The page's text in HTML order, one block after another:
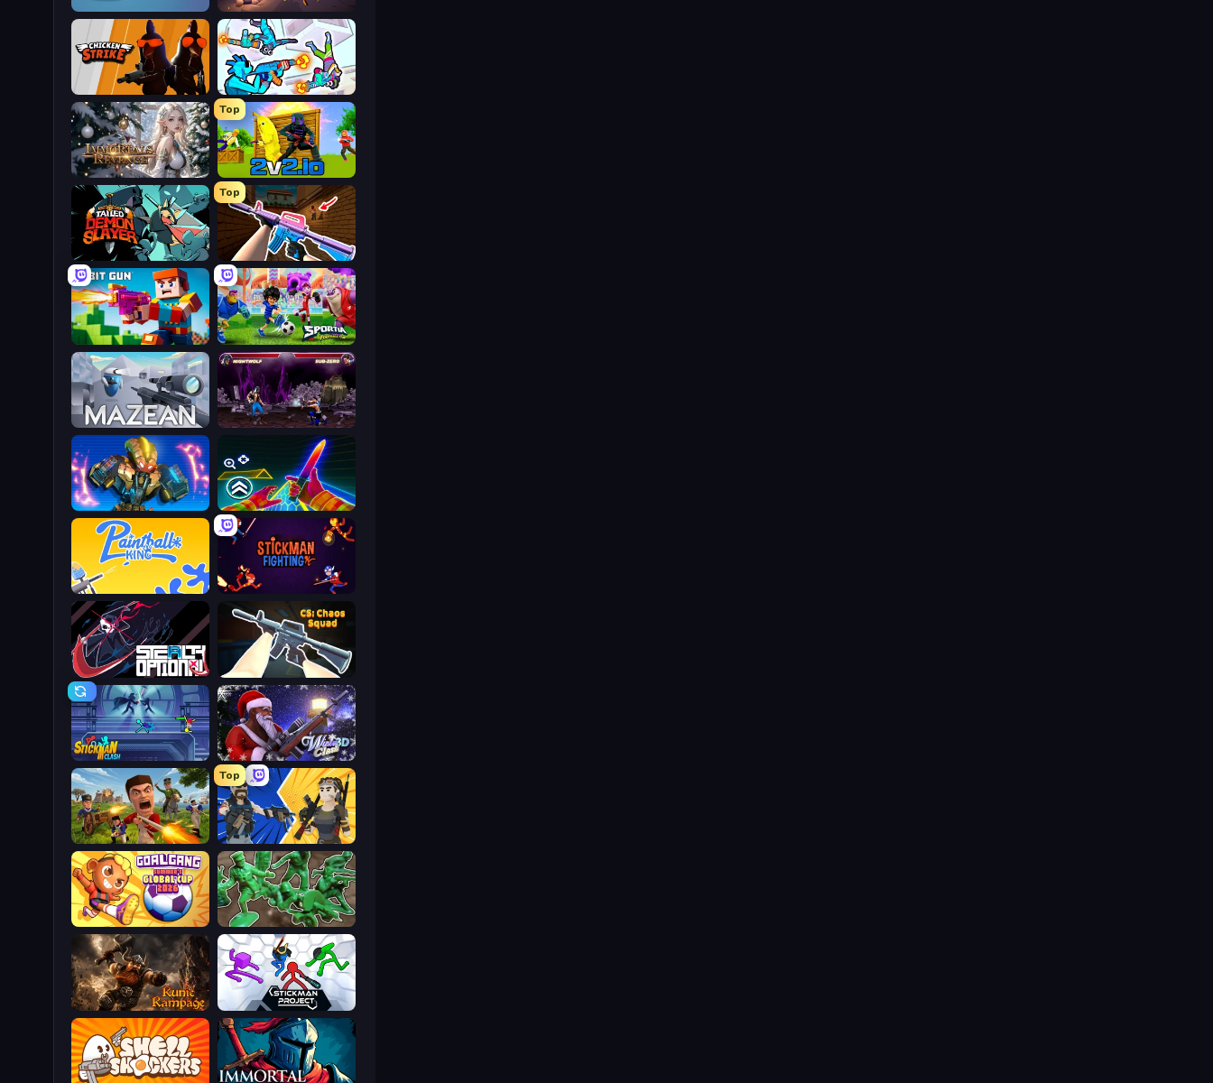
Eternal Siege
Ghost Walker
Gravity Arena Shooter
Chicken Strike
Top
2v2.io
Immortals Revenge
Top
KS Z
Tailed Demon Slayer
Sportia Football Cup
Bit Gun.io
Mortal Kombat Karnage
Mazean
Surf GO Parkour
Ultimate Robo Duel 3D
Stickman Fighting: Super War
Paintball King
CS: Chaos Squad
Stealth Optional
Winter Clash 3D
Stickman Clash
Top
BuildNow GG
Redcoats.io
Soldiers - Capture and Control!
Goal Gang
Stickman Project
Runic Rampage